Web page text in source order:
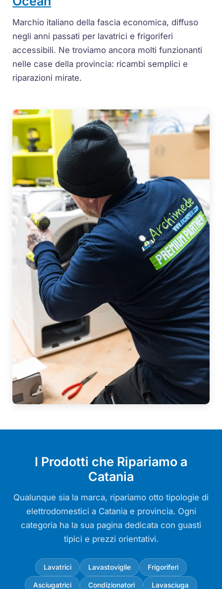
Marchio italiano della fascia economica, diffuso
negli anni passati per lavatrici e frigoriferi
accessibili. Ne troviamo ancora molti funzionanti
nelle case della provincia: ricambi semplici e
riparazioni mirate.
I Prodotti che Ripariamo a
Catania
Qualunque sia la marca, ripariamo otto tipologie di
elettrodomestici a Catania e provincia. Ogni
categoria ha la sua pagina dedicata con guasti
tipici e prezzi orientativi.
Lavatrici Lavastoviglie Frigoriferi
Asciugatrici Condizionatori Lavasciuga